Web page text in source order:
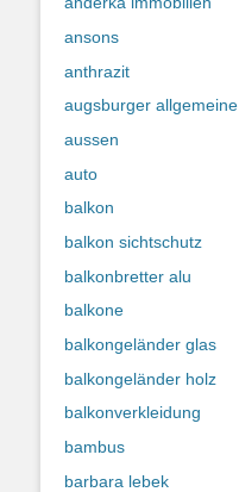
ansons
anthrazit
augsburger allgemeine
aussen
auto
balkon
balkon sichtschutz
balkonbretter alu
balkone
balkongeländer glas
balkongeländer holz
balkonverkleidung
bambus
barbara lebek